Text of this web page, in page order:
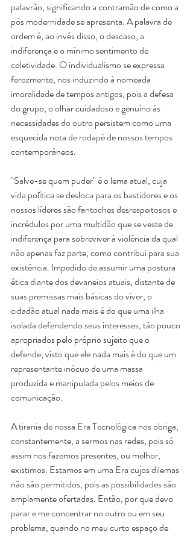
palavrão, significando a contramão de como a
pós modernidade se apresenta. A palavra de
ordem é, ao invés disso, o descaso, a
indiferença e o mínimo sentimento de
coletividade. O individualismo se expressa
ferozmente, nos induzindo à nomeada
imoralidade de tempos antigos, pois a defesa
do grupo, o olhar cuidadoso e genuíno às
necessidades do outro persistem como uma
esquecida nota de rodapé de nossos tempos
contemporâneos.
"Salve-se quem puder" é o lema atual, cuja
vida política se desloca para os bastidores e os
nossos líderes são fantoches desrespeitosos e
incrédulos por uma multidão que se veste de
indiferença para sobreviver à violência da qual
não apenas faz parte, como contribui para sua
existência. Impedido de assumir uma postura
ética diante dos devaneios atuais, distante de
suas premissas mais básicas do viver, o
cidadão atual nada mais é do que uma ilha
isolada defendendo seus interesses, tão pouco
apropriados pelo próprio sujeito que o
defende, visto que ele nada mais é do que um
representante inócuo de uma massa
produzida e manipulada pelos meios de
comunicação.
A tirania de nossa Era Tecnológica nos obriga,
constantemente, a sermos nas redes, pois só
assim nos fazemos presentes, ou melhor,
existimos. Estamos em uma Era cujos dilemas
não são permitidos, pois as possibilidades são
amplamente ofertadas. Então, por que devo
parar e me concentrar no outro ou em seu
problema, quando no meu curto espaço de